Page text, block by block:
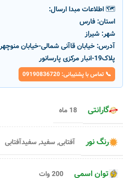
🗺️ اطلاعات مبدا ارسال:
استان: فارس
شهر: شیراز
آدرس:
پلاک19-انبار مرکزی پارسانور
📞 تماس با پشتیبانی: 09190836720
گارانتی 18 ماه
رنگ نور آفتابی,سفید,سفیدآفتابی
توان اسمی 200 وات